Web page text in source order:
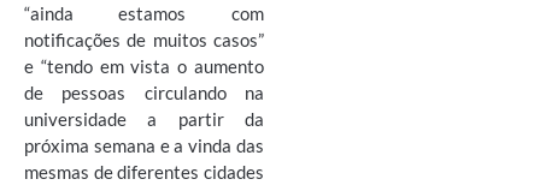
“ainda estamos com
notificações de muitos casos”
e “tendo em vista o aumento
de pessoas circulando na
universidade a partir da
próxima semana e a vinda das
mesmas de diferentes cidades